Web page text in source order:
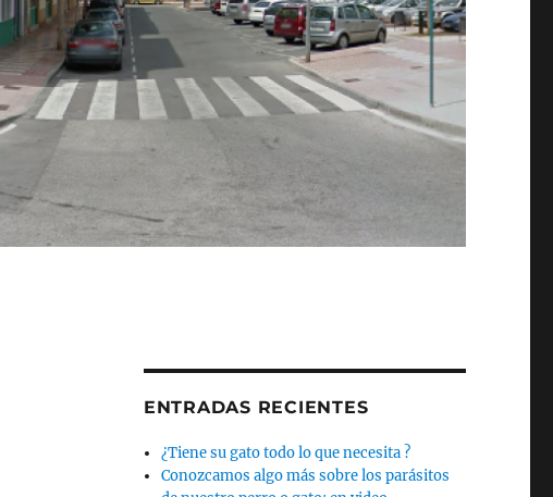
ENTRADAS RECIENTES
¿Tiene su gato todo lo que necesita ?
Conozcamos algo más sobre los parásitos